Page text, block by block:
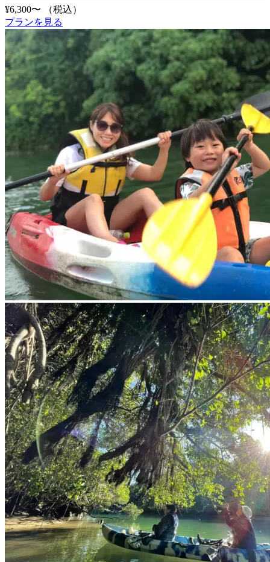
¥6,300〜
（税込）
プランを見る